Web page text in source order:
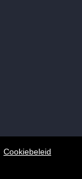
Cookiebeleid